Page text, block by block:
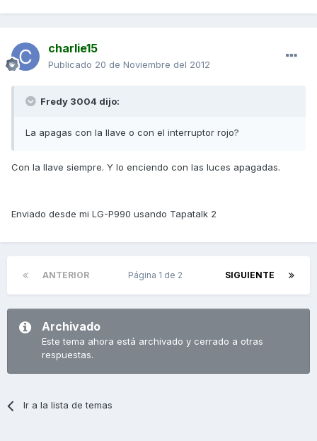
charlie15
Publicado 20 de Noviembre del 2012
Fredy 3004 dijo:
La apagas con la llave o con el interruptor rojo?
Con la llave siempre. Y lo enciendo con las luces apagadas.
Enviado desde mi LG-P990 usando Tapatalk 2
ANTERIOR SIGUIENTE
Página 1 de 2
Archivado
Este tema ahora está archivado y cerrado a otras
respuestas.
Ir a la lista de temas